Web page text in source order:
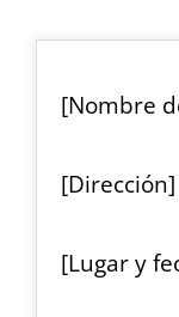
[Nombre
[Dirección]
[Lugar y